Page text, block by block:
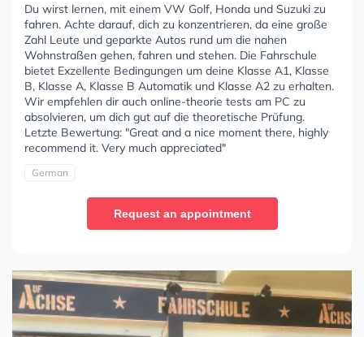
Du wirst lernen, mit einem VW Golf, Honda und Suzuki zu
fahren. Achte darauf, dich zu konzentrieren, da eine große
Zahl Leute und geparkte Autos rund um die nahen
Wohnstraßen gehen, fahren und stehen. Die Fahrschule
bietet Exzellente Bedingungen um deine Klasse A1, Klasse
B, Klasse A, Klasse B Automatik und Klasse A2 zu erhalten.
Wir empfehlen dir auch online-theorie tests am PC zu
absolvieren, um dich gut auf die theoretische Prüfung.
Letzte Bewertung: "Great and a nice moment there, highly
recommend it. Very much appreciated"
German
Request an appointment